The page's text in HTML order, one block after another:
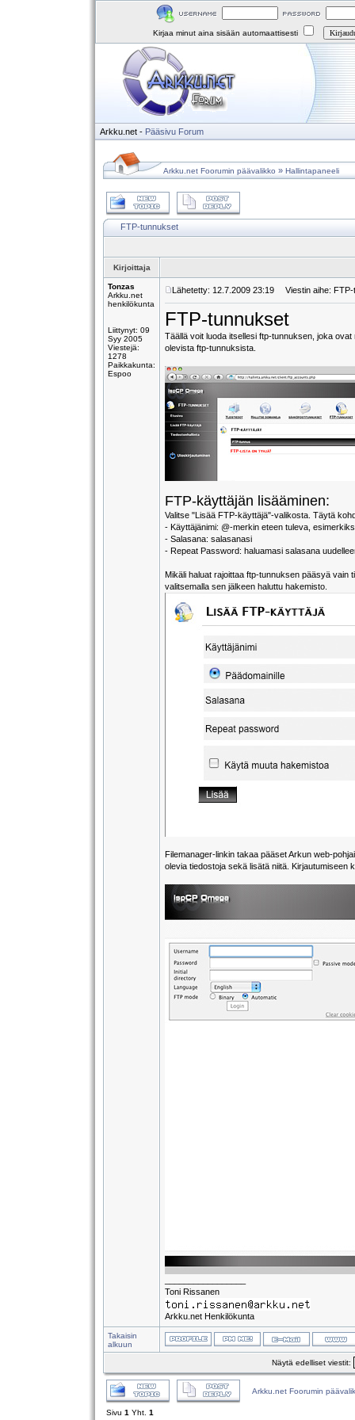
Kirjaa minut aina sisään automaattisesti
Arkku.net - Pääsivu Forum
Arkku.net Foorumin päävalikko » Hallintapaneeli
FTP-tunnukset
Kirjoittaja
Tonzas
Arkku.net
henkilökunta
Liittynyt: 09
Syy 2005
Viestejä:
1278
Paikkakunta:
Espoo
Lähetetty: 12.7.2009 23:19 Viestin aihe:
FTP-tunnukset
Täällä voit luoda itsellesi ftp-tunnuksen, joka
olevista ftp-tunnuksista.
FTP-käyttäjän lisääminen:
Valitse "Lisää FTP-käyttäjä"-valikosta. Täytä
- Käyttäjänimi: @-merkin eteen tuleva,
- Salasana: salasanasi
- Repeat Password: haluamasi salasana
Mikäli haluat rajoittaa ftp-tunnuksen pääsyä vain
valitsemalla sen jälkeen haluttu hakemisto.
Filemanager-linkin takaa pääset Arkun web-
olevia tiedostoja sekä lisätä niitä. Kirjautumiseen
Toni Rissanen
Arkku.net Henkilökunta
Takaisin
alkuun
Näytä edelliset viestit:
Arkku.net Foorumin
Sivu 1 Yht. 1